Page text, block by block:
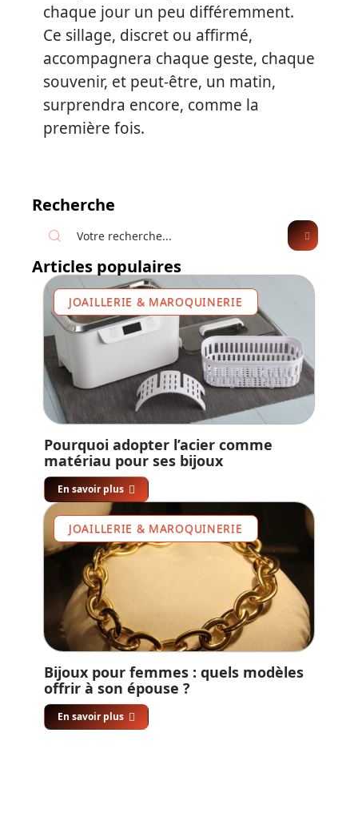
chaque jour un peu différemment.
Ce sillage, discret ou affirmé,
accompagnera chaque geste, chaque
souvenir, et peut-être, un matin,
surprendra encore, comme la
première fois.
Recherche
Articles populaires
JOAILLERIE & MAROQUINERIE
Pourquoi adopter l’acier comme
matériau pour ses bijoux
En savoir plus
JOAILLERIE & MAROQUINERIE
Bijoux pour femmes : quels modèles
offrir à son épouse ?
En savoir plus